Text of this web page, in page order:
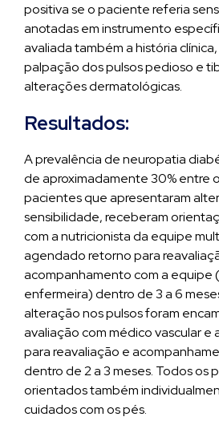
positiva se o paciente referia
anotadas em instrumento
avaliada também a história
palpação dos pulsos pedioso e
alterações dermatológicas.
Resultados:
A prevalência de neuropatia
de aproximadamente 30% entre
pacientes que apresentaram
sensibilidade, receberam
com a nutricionista da equipe
agendado retorno para
acompanhamento com a equipe
enfermeira) dentro de 3 a 6
alteração nos pulsos foram
avaliação com médico vascular
para reavaliação e
dentro de 2 a 3 meses. Todos os
orientados também
cuidados com os pés.